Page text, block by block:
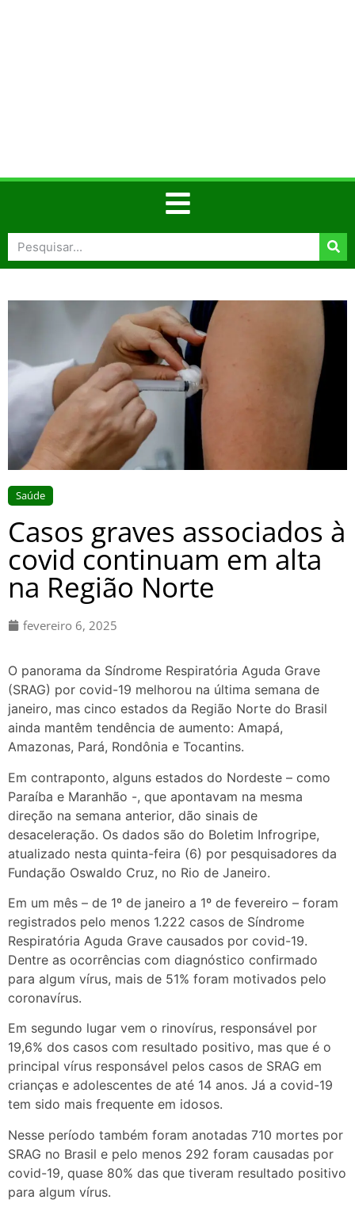
Saúde
Casos graves associados à
covid continuam em alta
na Região Norte
fevereiro 6, 2025
O panorama da Síndrome Respiratória Aguda Grave
(SRAG) por covid-19 melhorou na última semana de
janeiro, mas cinco estados da Região Norte do Brasil
ainda mantêm tendência de aumento: Amapá,
Amazonas, Pará, Rondônia e Tocantins.
Em contraponto, alguns estados do Nordeste – como
Paraíba e Maranhão -, que apontavam na mesma
direção na semana anterior, dão sinais de
desaceleração. Os dados são do Boletim Infrogripe,
atualizado nesta quinta-feira (6) por pesquisadores da
Fundação Oswaldo Cruz, no Rio de Janeiro.
Em um mês – de 1º de janeiro a 1º de fevereiro – foram
registrados pelo menos 1.222 casos de Síndrome
Respiratória Aguda Grave causados por covid-19.
Dentre as ocorrências com diagnóstico confirmado
para algum vírus, mais de 51% foram motivados pelo
coronavírus.
Em segundo lugar vem o rinovírus, responsável por
19,6% dos casos com resultado positivo, mas que é o
principal vírus responsável pelos casos de SRAG em
crianças e adolescentes de até 14 anos. Já a covid-19
tem sido mais frequente em idosos.
Nesse período também foram anotadas 710 mortes por
SRAG no Brasil e pelo menos 292 foram causadas por
covid-19, quase 80% das que tiveram resultado positivo
para algum vírus.